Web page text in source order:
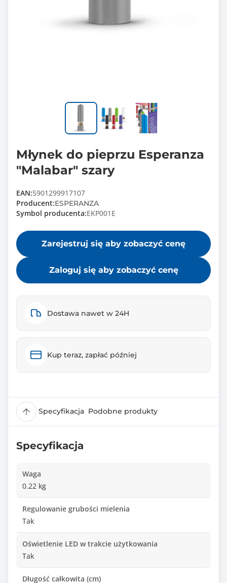
Młynek do pieprzu Esperanza
"Malabar" szary
EAN:5901299917107
Producent:ESPERANZA
Symbol producenta:EKP001E
Zarejestruj się aby zobaczyć cenę
Zaloguj się aby zobaczyć cenę
Dostawa nawet w 24H
Kup teraz, zapłać później
Specyfikacja Podobne produkty
Specyfikacja
Waga
0.22 kg
Regulowanie grubości mielenia
Tak
Oświetlenie LED w trakcie użytkowania
Tak
Długość całkowita (cm)